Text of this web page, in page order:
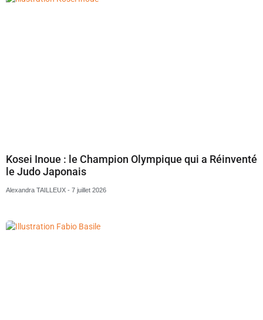
Kosei Inoue : le Champion Olympique qui a Réinventé
le Judo Japonais
Alexandra TAILLEUX 7 juillet 2026